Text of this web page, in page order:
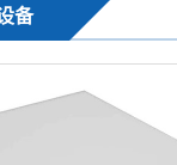
备